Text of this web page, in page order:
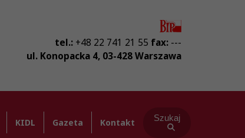
tel.: +48 22 741 21 55 fax: ---
ul. Konopacka 4, 03-428Warszawa
KIDL Gazeta Kontakt Szukaj